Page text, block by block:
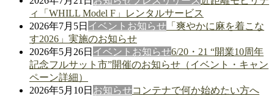
ィ「WHILL Model F」レンタルサービス
2026年7月5日 イベント お知らせ 「爽やかに麻を着こな
す2026」実施のお知らせ
2026年5月26日 イベント お知らせ6/20・21 “開業10周年
記念フルサット市”開催のお知らせ（イベント・キャン
ペーン詳細）
2026年5月10日 お知らせコンテナで何か始めたい方へ